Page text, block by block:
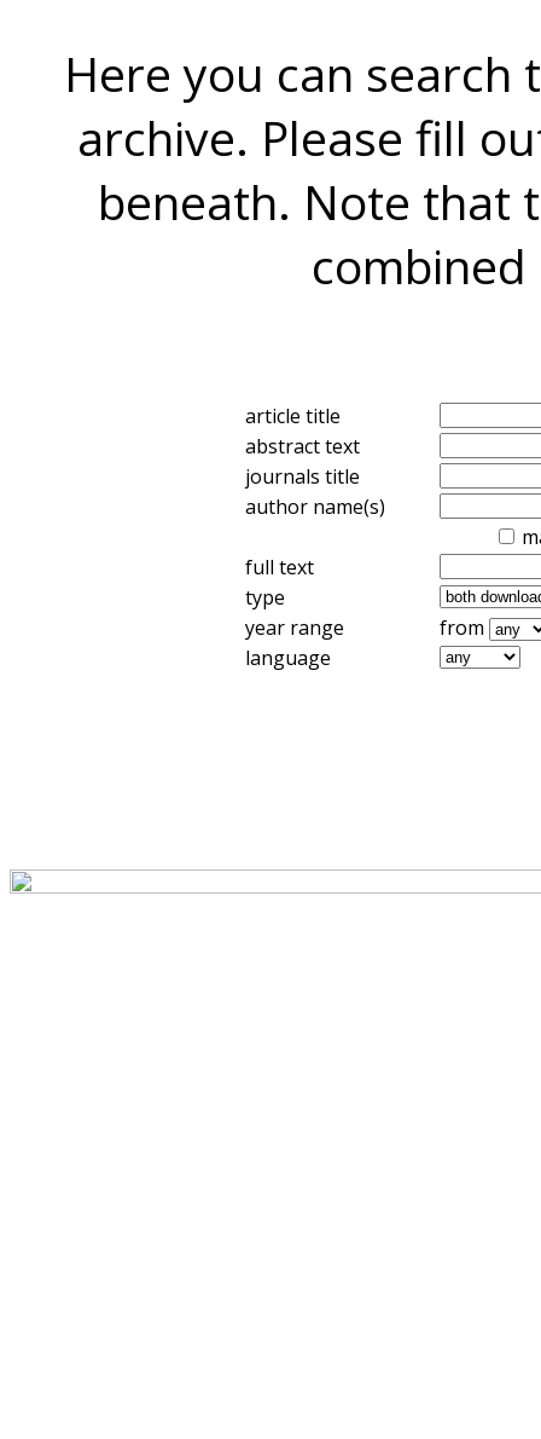
Here you can search
archive. Please fill
beneath. Note that
combined
article title
abstract text
journals title
author name(s)
full text
type
year range
from
language